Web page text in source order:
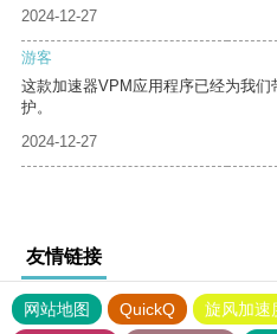
2024-12-27
游客
这款加速器VPM应用程序已经为我
护。
2024-12-27
友情链接
网站地图 QuickQ 旋风加速